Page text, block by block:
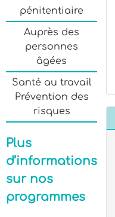
pénitentiaire
Auprès des
personnes
âgées
Santé au travail
Prévention des
risques
Plus
d’informations
sur nos
programmes